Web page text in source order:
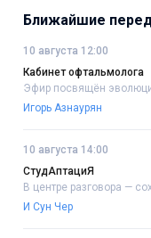
Ближайшие
10 августа 12:00
Кабинет офтальмолога
Эфир посвящён
Игорь Азнаурян
10 августа 14:00
СтудАптациЯ
В центре разговора —
И Сун Чер